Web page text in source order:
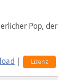
Pop,
Lizenz